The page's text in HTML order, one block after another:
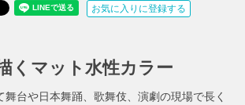
お気に入りに登録する
くマット水性カラー
舞台や日本舞踊、歌舞伎、演劇の現場で長く